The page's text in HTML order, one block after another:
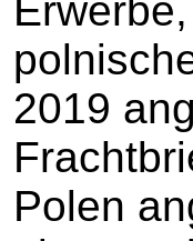
2019
Polen